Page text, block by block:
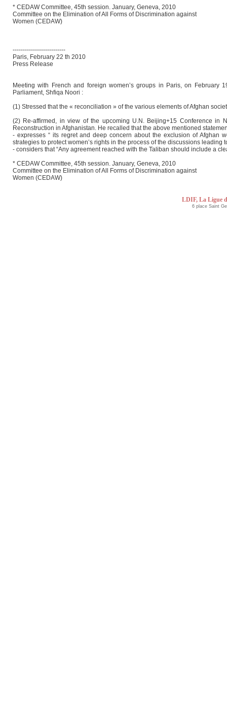
* CEDAW Committee, 45th session. January, Geneva, 2010
Committee on the Elimination of All Forms of Discrimination against
Women (CEDAW)
--------------------------
Paris, February 22 th 2010
Press Release
Meeting with French and foreign women’s groups in Paris, on February
Parliament, Shfiqa Noori :
(1) Stressed that the « reconciliation » of the various elements of Afghan
(2) Re-affirmed, in view of the upcoming U.N. Beijing+15 Conference in
Reconstruction in Afghanistan. He recalled that the above mentioned
- expresses “ its regret and deep concern about the exclusion of Afghan
strategies to protect women’s rights in the process of the discussions leading
- considers that “Any agreement reached with the Taliban should include a
* CEDAW Committee, 45th session. January, Geneva, 2010
Committee on the Elimination of All Forms of Discrimination against
Women (CEDAW)
LDIF, La Ligue
6 place Saint